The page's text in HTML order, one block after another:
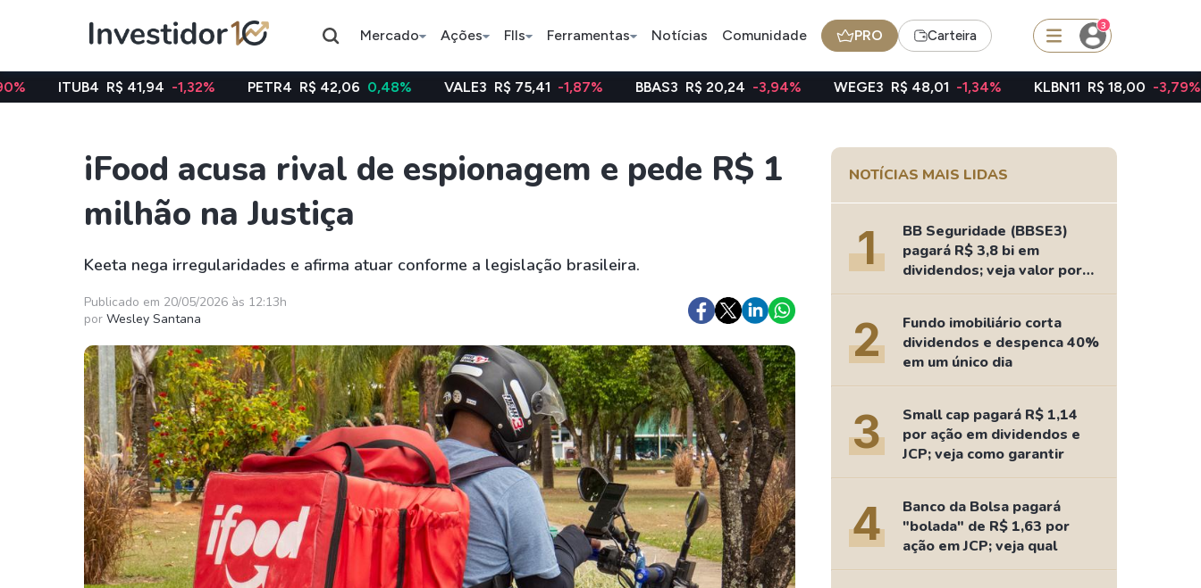
Mercado Ações FIIs Ferramentas Notícias Comunidade PRO Carteira
3
Assuntos do momento
Índice
Ibovespa
Índice
Selic TRXF11
Taesa
Itausa
Ambev
Weg
Klabin
Petrobrás
Ver todos
RECR11
HGLG11
XPLG11
KNRI11
KNCR11
Ver todos
IVVB11
SMAL11
HASH11
GOLD11
XINA11
Ver todos
Apple
Amazon
Google
Meta
Coca-Cola
Ver todos
Criptomoedas
Bitcoin
Ethereum
Binance Coin - BNB
Dogecoin
Solana
Cardano
Ver todos
Ideias
Agenda de Dividendos
Radar do Dividendo Inteligente
As Ações Mais Buscadas
Guia do Iniciante
R$ 41,94 -1,32% PETR4 R$ 42,06 0,48% VALE3 R$ 75,41 -1,87% BBAS3 R$ 20,24 -3,94% WEGE3 R$ 48,01 -1,34% KLBN11 R$ 18,00 -3,79% TAEE11
iFood acusa rival de espionagem e pede R$ 1
milhão na Justiça
Keeta nega irregularidades e afirma atuar conforme a legislação brasileira.
Publicado em 20/05/2026 às 12:13h
por Wesley Santana
NOTÍCIAS MAIS LIDAS
1
BB Seguridade (BBSE3)
pagará R$ 3,8 bi em
dividendos; veja valor por
ação
2
Fundo imobiliário corta
dividendos e despenca 40%
em um único dia
3
Small cap pagará R$ 1,14
por ação em dividendos e
JCP; veja como garantir
4
Banco da Bolsa pagará
"bolada" de R$ 1,63 por
ação em JCP; veja qual